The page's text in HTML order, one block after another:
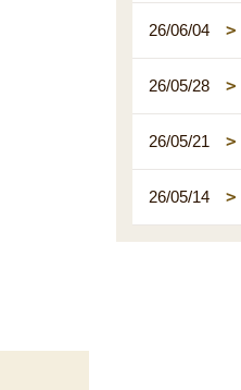
26/06/04
26/05/28
26/05/21
26/05/14